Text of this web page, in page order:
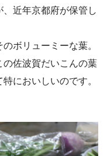
近年京都府が保管し
ボリューミーな葉。
佐波賀だいこんの葉
においしいのです。